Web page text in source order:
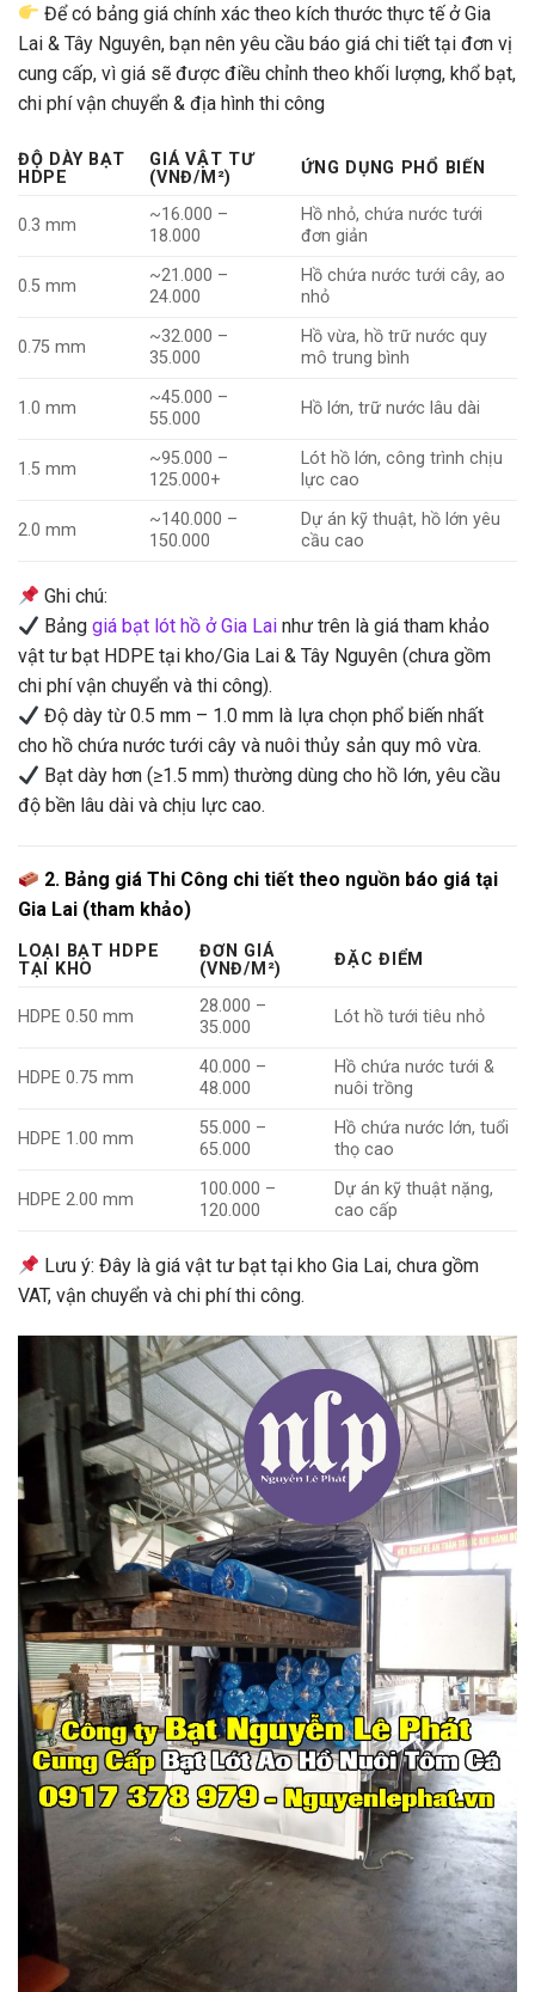
Để có bảng giá chính xác theo kích thước thực tế ở Gia
Lai & Tây Nguyên, bạn nên yêu cầu báo giá chi tiết tại đơn vị
cung cấp, vì giá sẽ được điều chỉnh theo khối lượng, khổ bạt,
chi phí vận chuyển & địa hình thi công
ĐỘ DÀY BẠT
HDPE
GIÁ VẬT TƯ
(VNĐ/M²)
ỨNG DỤNG PHỔ BIẾN
0.3 mm
~16.000 –
18.000
Hồ nhỏ, chứa nước tưới
đơn giản
0.5 mm
~21.000 –
24.000
Hồ chứa nước tưới cây, ao
nhỏ
0.75 mm
~32.000 –
35.000
Hồ vừa, hồ trữ nước quy
mô trung bình
1.0 mm
~45.000 –
55.000
Hồ lớn, trữ nước lâu dài
1.5 mm
~95.000 –
125.000+
Lót hồ lớn, công trình chịu
lực cao
2.0 mm
~140.000 –
150.000
Dự án kỹ thuật, hồ lớn yêu
cầu cao
Ghi chú:
Bảnggiá bạt lót hồ ở Gia Lai như trên là giá tham khảo
vật tư bạt HDPE tại kho/Gia Lai & Tây Nguyên (chưa gồm
chi phí vận chuyển và thi công).
Độ dày từ 0.5 mm – 1.0 mm là lựa chọn phổ biến nhất
cho hồ chứa nước tưới cây và nuôi thủy sản quy mô vừa.
Bạt dày hơn (≥1.5 mm) thường dùng cho hồ lớn, yêu cầu
độ bền lâu dài và chịu lực cao.
2. Bảng giá Thi Công chi tiết theo nguồn báo giá tại
Gia Lai (tham khảo)
LOẠI BẠT HDPE
TẠI KHO
ĐƠN GIÁ
(VNĐ/M²)
ĐẶC ĐIỂM
HDPE 0.50 mm
28.000 –
35.000
Lót hồ tưới tiêu nhỏ
HDPE 0.75 mm
40.000 –
48.000
Hồ chứa nước tưới &
nuôi trồng
HDPE 1.00 mm
55.000 –
65.000
Hồ chứa nước lớn, tuổi
thọ cao
HDPE 2.00 mm
100.000 –
120.000
Dự án kỹ thuật nặng,
cao cấp
Lưu ý: Đây là giá vật tư bạt tại kho Gia Lai, chưa gồm
VAT, vận chuyển và chi phí thi công.